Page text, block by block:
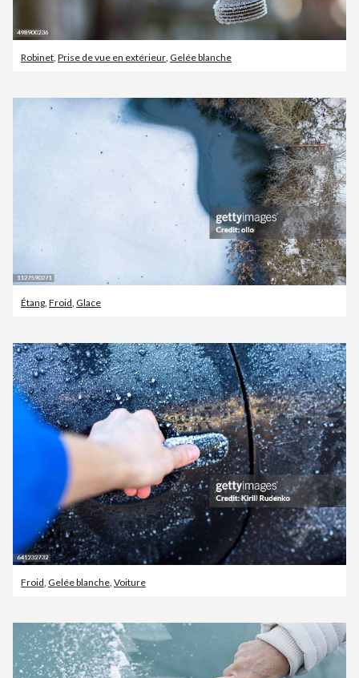
Robinet, Prise de vue en extérieur, Gelée blanche
Étang, Froid, Glace
Froid, Gelée blanche, Voiture